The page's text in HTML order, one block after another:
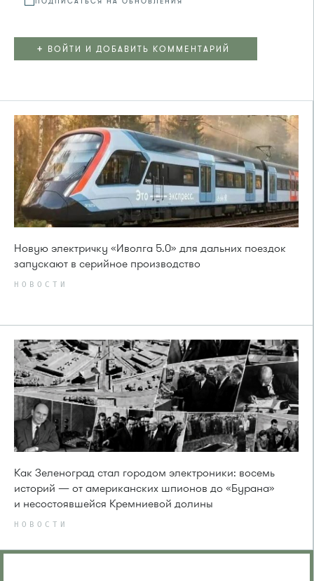
+ ВОЙТИ И ДОБАВИТЬ КОММЕНТАРИЙ
Новую электричку «Иволга 5.0» для дальних поездок
запускают в серийное производство
НОВОСТИ
Как Зеленоград стал городом электроники: восемь
историй — от американских шпионов до «Бурана»
и несостоявшейся Кремниевой долины
НОВОСТИ